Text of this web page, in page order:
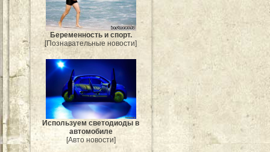
Беременность и спорт.
[Познавательные новости]
Используем светодиоды в
автомобиле
[Авто новости]